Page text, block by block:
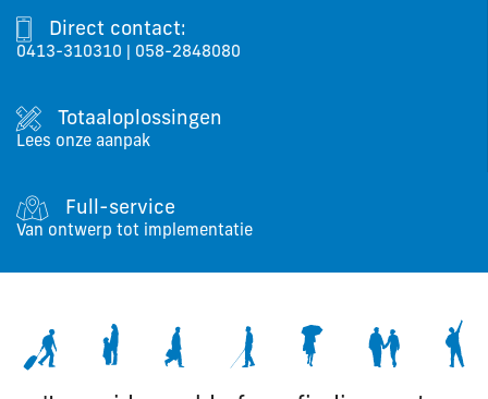
Direct contact:
0413-310310 058-2848080
Totaaloplossingen
Lees onze aanpak
Full-service
Van ontwerp tot implementatie